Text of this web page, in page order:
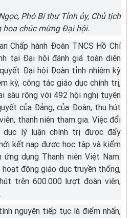
Phó Bí thư Tỉnh ủy, Chủ tịch
hoa chúc mừng Đại hội.
Chấp hành Đoàn TNCS Hồ Chí
tại Đại hội đánh giá toàn diện
Đại hội Đoàn tỉnh nhiệm kỳ
kỳ, công tác giáo dục chính trị,
sâu rộng với 492 hội nghị tuyên
của Đảng, của Đoàn, thu hút
thanh niên tham gia. Việc đổi
lý luận chính trị được đẩy
kết nạp được học tập và kiểm
dụng Thanh niên Việt Nam.
động giáo dục truyền thống,
trên 600.000 lượt đoàn viên,
nguyện tiếp tục là điểm nhấn,